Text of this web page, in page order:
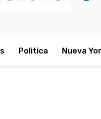
Politica Nueva